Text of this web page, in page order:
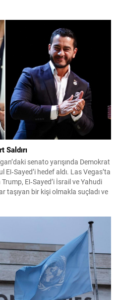
eş zamanlı ve çok boyutlu
Saldırı
senato yarışında Demokrat
hedef aldı. Las Vegas’ta
El‑Sayed’i İsrail ve Yahudi
taşıyan bir kişi olmakla suçladı ve
bu...